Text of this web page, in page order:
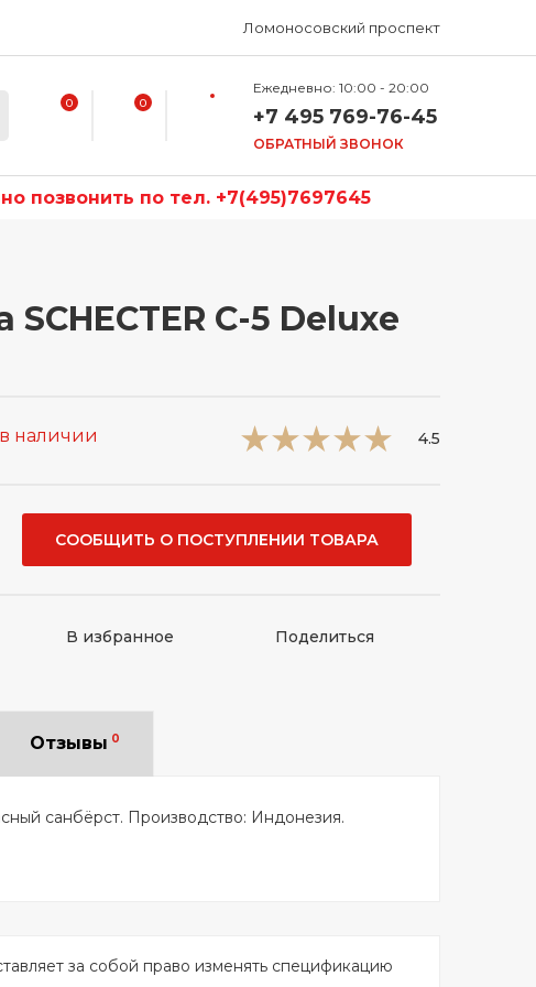
Ломоносовский проспект
0 0
Ежедневно: 10:00 - 20:00
+7 495 769-76-45
ОБРАТНЫЙ ЗВОНОК
позвонить по тел. +7(495)7697645
SCHECTER C-5 Deluxe
наличии 4.5
СООБЩИТЬ О ПОСТУПЛЕНИИ ТОВАРА
В избранное Поделиться
Отзывы 0
санбёрст. Производство: Индонезия.
за собой право изменять спецификацию